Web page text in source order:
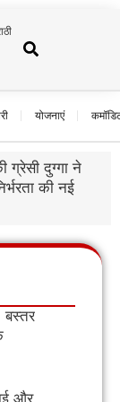
योजनाएं
ग्रेसी दुग्गा ने
की नई
बस्तर
और